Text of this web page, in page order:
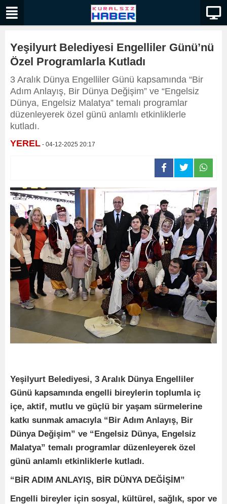
Yeşilyurt Belediyesi Engelliler Günü’nü
Özel Programlarla Kutladı
3 Aralık Dünya Engelliler Günü kapsamında “Bir
Adım Anlayış, Bir Dünya Değişim” ve “Engelsiz
Dünya, Engelsiz Malatya” temalı programlar
düzenleyerek özel günü anlamlı etkinliklerle
kutladı.
YEREL - 04-12-2025 20:17
Yeşilyurt Belediyesi, 3 Aralık Dünya Engelliler
Günü kapsamında engelli bireylerin toplumla iç
içe, aktif, mutlu ve güçlü bir yaşam sürmelerine
katkı sunmak amacıyla “Bir Adım Anlayış, Bir
Dünya Değişim” ve “Engelsiz Dünya, Engelsiz
Malatya” temalı programlar düzenleyerek özel
günü anlamlı etkinliklerle kutladı.
“BİR ADIM ANLAYIŞ, BİR DÜNYA DEĞİŞİM”
Engelli bireyler için sosyal, kültürel, sağlık, spor ve